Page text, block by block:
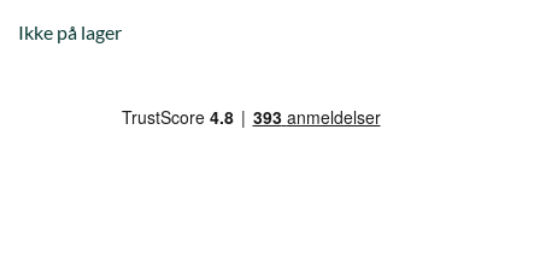
Ikke på lager